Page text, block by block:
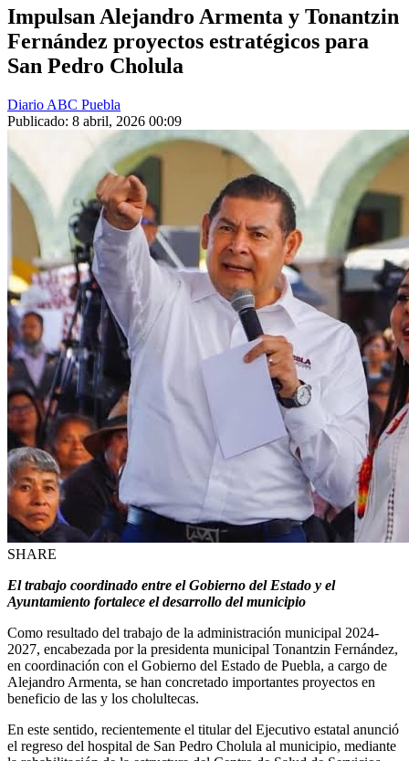
Impulsan Alejandro Armenta y Tonantzin
Fernández proyectos estratégicos para
San Pedro Cholula
Diario ABC Puebla
Publicado: 8 abril, 2026 00:09
SHARE
El trabajo coordinado entre el Gobierno del Estado y el
Ayuntamiento fortalece el desarrollo del municipio
Como resultado del trabajo de la administración municipal 2024-
2027, encabezada por la presidenta municipal Tonantzin Fernández,
en coordinación con el Gobierno del Estado de Puebla, a cargo de
Alejandro Armenta, se han concretado importantes proyectos en
beneficio de las y los cholultecas.
En este sentido, recientemente el titular del Ejecutivo estatal anunció
el regreso del hospital de San Pedro Cholula al municipio, mediante